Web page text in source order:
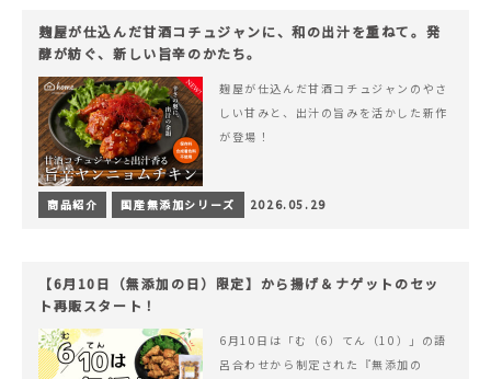
麹屋が仕込んだ甘酒コチュジャンに、和の出汁を重ねて。発
酵が紡ぐ、新しい旨辛のかたち。
麹屋が仕込んだ甘酒コチュジャンのやさ
しい甘みと、出汁の旨みを活かした新作
が登場！
商品紹介 国産無添加シリーズ 2026.05.29
【6月10日（無添加の日）限定】から揚げ＆ナゲットのセッ
ト再販スタート！
6月10日は「む（6）てん（10）」の語
呂合わせから制定された『無添加の